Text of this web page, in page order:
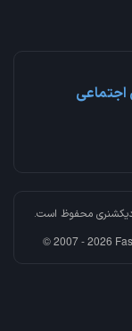
محفوظ است.
© 2007 - 2026